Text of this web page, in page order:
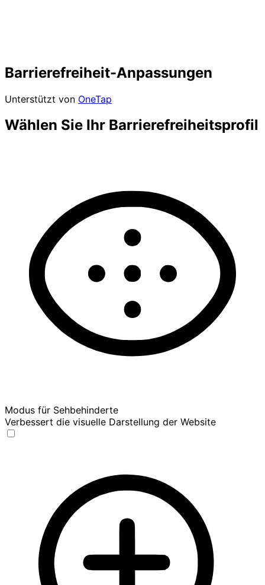
Barrierefreiheit-Anpassungen
Unterstützt von OneTap
Wählen Sie Ihr Barrierefreiheitsprofil
Modus für Sehbehinderte
Verbessert die visuelle Darstellung der Website